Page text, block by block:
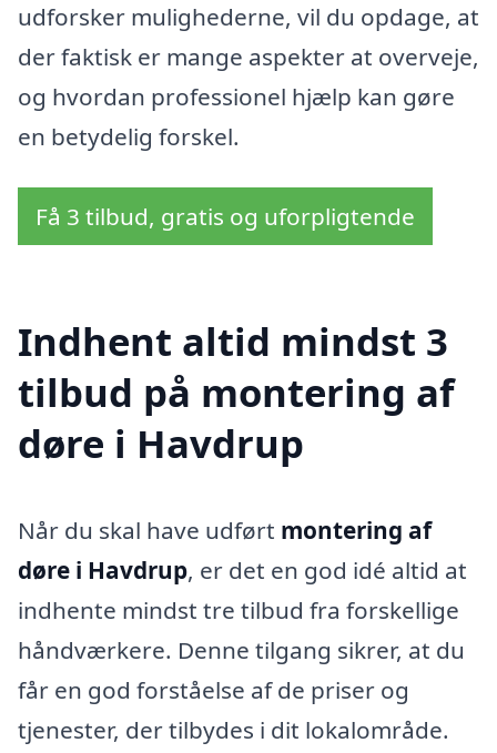
udforsker mulighederne, vil du opdage, at
der faktisk er mange aspekter at overveje,
og hvordan professionel hjælp kan gøre
en betydelig forskel.
Få 3 tilbud, gratis og uforpligtende
Indhent altid mindst 3
tilbud på montering af
døre i Havdrup
Når du skal have udført montering af
døre i Havdrup, er det en god idé altid at
indhente mindst tre tilbud fra forskellige
håndværkere. Denne tilgang sikrer, at du
får en god forståelse af de priser og
tjenester, der tilbydes i dit lokalområde.